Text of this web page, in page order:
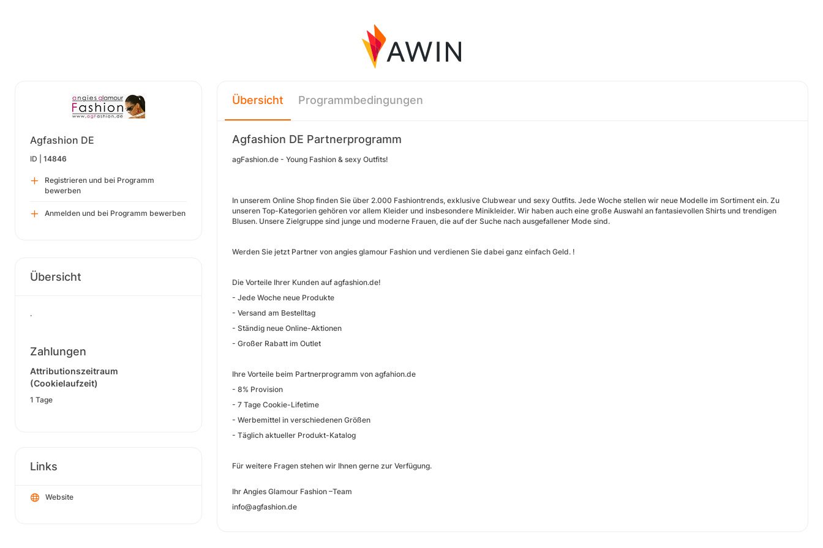
Agfashion DE
ID | 14846
Registrieren und bei Programm
bewerben
Anmelden und bei Programm bewerben
Übersicht
.
Zahlungen
Attributionszeitraum
(Cookielaufzeit)
1 Tage
Links
Website
Übersicht Programmbedingungen
Agfashion DE Partnerprogramm
agFashion.de - Young Fashion & sexy Outfits!
In unserem Online Shop finden Sie über 2.000 Fashiontrends, exklusive Clubwear und sexy Outfits. Jede Woche stellen wir neue Modelle im Sortiment ein. Zu
unseren Top-Kategorien gehören vor allem Kleider und insbesondere Minikleider. Wir haben auch eine große Auswahl an fantasievollen Shirts und trendigen
Blusen. Unsere Zielgruppe sind junge und moderne Frauen, die auf der Suche nach ausgefallener Mode sind.
Werden Sie jetzt Partner von angies glamour Fashion und verdienen Sie dabei ganz einfach Geld. !
Die Vorteile Ihrer Kunden auf agfashion.de!
- Jede Woche neue Produkte
- Versand am Bestelltag
- Ständig neue Online-Aktionen
- Großer Rabatt im Outlet
Ihre Vorteile beim Partnerprogramm von agfahion.de
- 8% Provision
- 7 Tage Cookie-Lifetime
- Werbemittel in verschiedenen Größen
- Täglich aktueller Produkt-Katalog
Für weitere Fragen stehen wir Ihnen gerne zur Verfügung.
Ihr Angies Glamour Fashion –Team
info@agfashion.de